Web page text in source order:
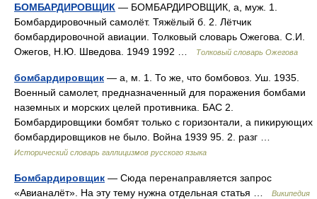
БОМБАРДИРОВЩИК — БОМБАРДИРОВЩИК, а, муж. 1.
Бомбардировочный самолёт. Тяжёлый б. 2. Лётчик
бомбардировочной авиации. Толковый словарь Ожегова. С.И.
Ожегов, Н.Ю. Шведова. 1949 1992 …
Толковый словарь Ожегова
бомбардировщик — а, м. 1. То же, что бомбовоз. Уш. 1935.
Военный самолет, предназначенный для поражения бомбами
наземных и морских целей противника. БАС 2.
Бомбардировщики бомбят только с горизонтали, а пикирующих
бомбардировщиков не было. Война 1939 95. 2. разг …
Исторический словарь галлицизмов русского языка
Бомбардировщик — Сюда перенаправляется запрос
«Авианалёт». На эту тему нужна отдельная статья …
Википедия